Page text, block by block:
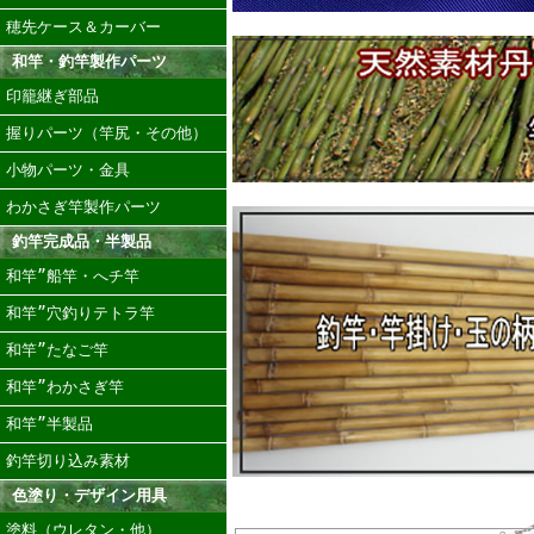
穂先ケース＆カーバー
和竿・釣竿製作パーツ
印籠継ぎ部品
握りパーツ（竿尻・その他）
小物パーツ・金具
わかさぎ竿製作パーツ
釣竿完成品・半製品
和竿”船竿・へチ竿
和竿”穴釣りテトラ竿
和竿”たなご竿
和竿”わかさぎ竿
和竿”半製品
釣竿切り込み素材
色塗り・デザイン用具
塗料（ウレタン・他）